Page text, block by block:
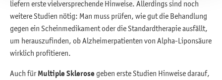
liefern erste vielversprechende Hinweise. Allerdings sind noch
weitere Studien nötig: Man muss prüfen, wie gut die Behandlung
gegen ein Scheinmedikament oder die Standardtherapie ausfällt,
um herauszufinden, ob Alzheimerpatienten von Alpha-Liponsäure
wirklich profitieren.
Auch fürMultiple Sklerosegeben erste Studien Hinweise darauf,